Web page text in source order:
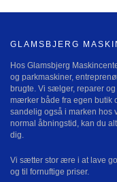
GLAMSBJERG
Hos Glamsbjerg
og parkmaskiner,
brugte. Vi sælger, reparer
mærker både fra egen butik
sandelig også i marken hos
normal åbningstid, kan du
dig.
Vi sætter stor ære i at lave
og til fornuftige priser.